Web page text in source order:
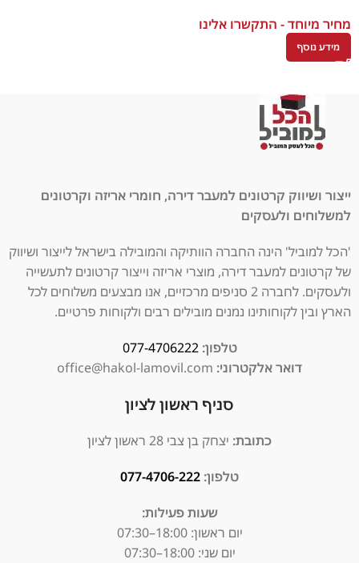
מחיר מיוחד - התקשרו אלינו
מידע נוסף
ייצור ושיווק קרטונים למעבר דירה, חומרי אריזה וקרטונים
למשלוחים ולעסקים
'הכל למוביל' הינה החברה הוותיקה והמובילה בישראל לייצור ושיווק
של קרטונים למעבר דירה, מוצרי אריזה וייצור קרטונים לתעשייה
ולעסקים. לחברה 2 סניפים מרכזיים, אנו מבצעים משלוחים לכל
הארץ ובין לקוחותינו נמנים מובילים רבים ולקוחות פרטיים.
טלפון: 077-4706222
דואר אלקטרוני:
סניף ראשון לציון
כתובת: יצחק בן צבי 28 ראשון לציון
טלפון: 077-4706-222
שעות פעילות:
יום ראשון:18:00–07:30
יום שני: 18:00–07:30